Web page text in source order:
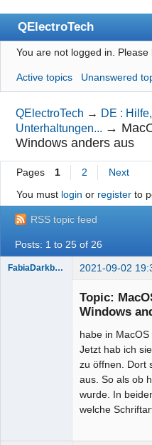
QElectroTech
Index
User list
Search
Register
Login
Wiki
BugTracker
Videos
Manual 0.8_cs
Google_Search
You are not logged in. Please
Active topics Unanswered
QElectroTech → DE :
Unterhaltungen... →
Windows anders aus
Pages 1 2
Next
You must login or registerto
RSS topic feed
Posts: 1 to 25 of 26
FabiaDarkblue 2021-09-02
Topic:
Windows
habe in
Jetzt hab ich
zu öffnen. Dort
aus. So als ob
wurde. In
welche